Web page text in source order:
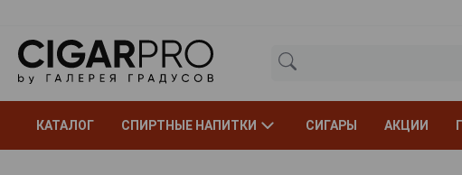
КАТАЛОГ СПИРТНЫЕ НАПИТКИ СИГАРЫ АКЦИИ